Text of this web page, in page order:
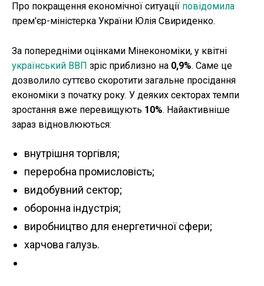
Про покращення економічної ситуації повідомила
прем'єр-міністерка України Юлія Свириденко.
За попередніми оцінками Мінекономіки, у квітні
український ВВП зріс приблизно на 0,9%. Саме це
дозволило суттєво скоротити загальне просідання
економіки з початку року. У деяких секторах темпи
зростання вже перевищують 10%. Найактивніше
зараз відновлюються:
внутрішня торгівля;
переробна промисловість;
видобувний сектор;
оборонна індустрія;
виробництво для енергетичної сфери;
харчова галузь.